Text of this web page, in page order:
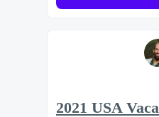
2021 USA